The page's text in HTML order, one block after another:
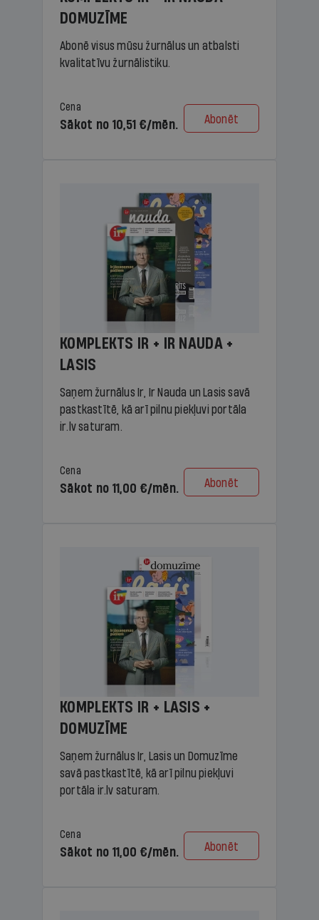
DOMUZĪME
Abonē visus mūsu žurnālus un atbalsti
kvalitatīvu žurnālistiku.
Cena
Sākot no 10,51 €/mēn. Abonēt
KOMPLEKTS IR + IR NAUDA +
LASIS
Saņem žurnālus Ir, Ir Nauda un Lasis savā
pastkastītē, kā arī pilnu piekļuvi portāla
ir.lv saturam.
Cena
Sākot no 11,00 €/mēn. Abonēt
KOMPLEKTS IR + LASIS +
DOMUZĪME
Saņem žurnālus Ir, Lasis un Domuzīme
savā pastkastītē, kā arī pilnu piekļuvi
portāla ir.lv saturam.
Cena
Sākot no 11,00 €/mēn. Abonēt